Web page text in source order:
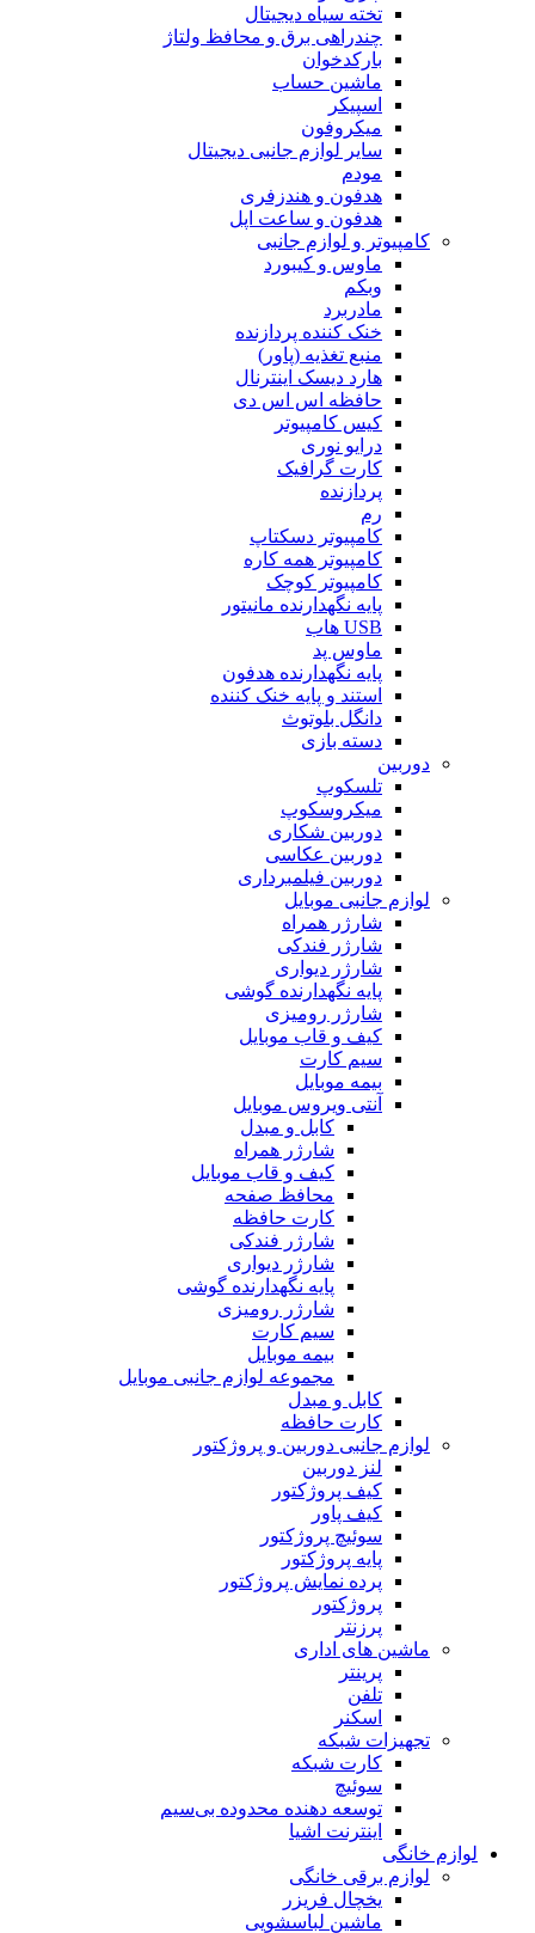
تخته سیاه دیجیتال
چندراهی برق و محافظ ولتاژ
بارکدخوان
ماشین حساب
اسپیکر
میکروفون
سایر لوازم جانبی دیجیتال
مودم
هدفون و هندزفری
هدفون و ساعت اپل
کامپیوتر و لوازم جانبی
ماوس و کیبورد
وبکم
مادربرد
خنک کننده پردازنده
منبع تغذیه (پاور)
هارد دیسک اینترنال
حافظه اس اس دی
کیس کامپیوتر
درایو نوری
کارت گرافیک
پردازنده
رم
کامپیوتر دسکتاپ
کامپیوتر همه کاره
کامپیوتر کوچک
پایه نگهدارنده مانیتور
USB هاب
ماوس پد
پایه نگهدارنده هدفون
استند و پایه خنک کننده
دانگل بلوتوث
دسته بازی
دوربین
تلسکوپ
میکروسکوپ
دوربین شکاری
دوربین عکاسی
دوربین فیلمبرداری
لوازم جانبی موبایل
شارژر همراه
شارژر فندکی
شارژر دیواری
پایه نگهدارنده گوشی
شارژر رومیزی
کیف و قاب موبایل
سیم کارت
بیمه موبایل
آنتی ویروس موبایل
کابل و مبدل
شارژر همراه
کیف و قاب موبایل
محافظ صفحه
کارت حافظه
شارژر فندکی
شارژر دیواری
پایه نگهدارنده گوشی
شارژر رومیزی
سیم کارت
بیمه موبایل
مجموعه لوازم جانبی موبایل
کابل و مبدل
کارت حافظه
لوازم جانبی دوربین و پروژکتور
لنز دوربین
کیف پروژکتور
کیف پاور
سوئیچ پروژکتور
پایه پروژکتور
پرده نمایش پروژکتور
پروژکتور
پرزنتر
ماشین های اداری
پرینتر
تلفن
اسکنر
تجهیزات شبکه
کارت شبکه
سوئیچ
توسعه دهنده محدوده بی‌سیم
اینترنت اشیا
لوازم خانگی
لوازم برقی خانگی
یخچال فریزر
ماشین لباسشویی